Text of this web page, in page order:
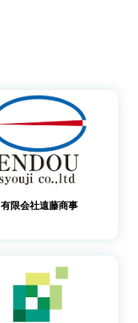
有限会社遠藤商事